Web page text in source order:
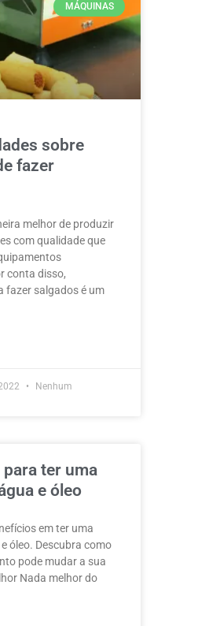
MÁQUINAS
sobre
fazer
melhor de produzir
com qualidade que
conta disso,
fazer salgados é um
Nenhum
ter uma
e óleo
em ter uma
óleo. Descubra como
pode mudar a sua
Nada melhor do